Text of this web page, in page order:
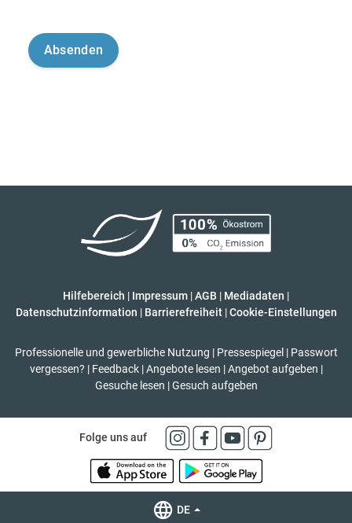
Hilfebereich | Impressum |AGB | Mediadaten |
Datenschutzinformation | Barrierefreiheit | Cookie-Einstellungen
Professionelle und gewerbliche Nutzung | Pressespiegel | Passwort
vergessen? | Feedback | Angebote lesen | Angebot aufgeben |
Gesuche lesen | Gesuch aufgeben
Folge uns auf
DE